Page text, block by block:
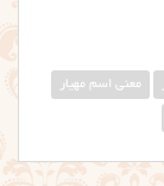
معني اسم مهيار